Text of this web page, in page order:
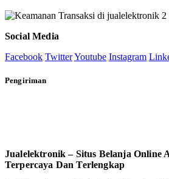
Social Media
Facebook TwitterYoutube Instagram
Pengiriman
Jualelektronik – Situs Belanja Online
Terpercaya Dan Terlengkap